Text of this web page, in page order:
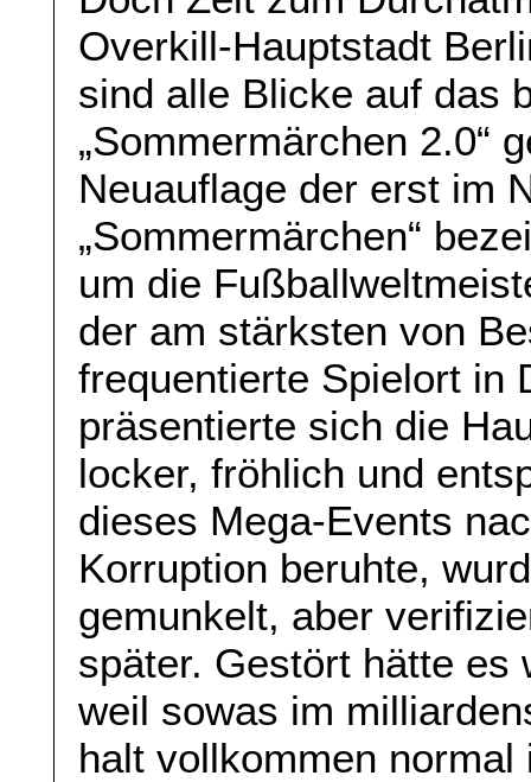
Overkill-Hauptstadt
sind alle Blicke auf das
„Sommermärchen 2.0“
Neuauflage der erst im
„Sommermärchen“
um die
der am stärksten von
frequentierte Spielort in
präsentierte sich die
locker, fröhlich und
dieses Mega-Events
Korruption beruhte,
gemunkelt, aber
später. Gestört hätte es
weil sowas im
halt vollkommen normal